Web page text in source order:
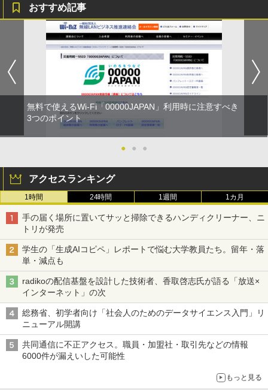
おすすめ記事
無料で使えるWi-Fi「00000JAPAN」利用時に注意すべき
3つのポイント
● ● ●
アクセスランキング
1時間 24時間 1週間 1カ月
手の届く場所に置いてサッと掃除できるハンディクリーナー、ニ
トリが発売
学生の「生成AIコピペ」レポートで悩む大学教員たち。留年・落
単・減点も
radikoの配信基盤を設計した技術者、香取啓志氏が語る「放送×
インターネット」の次
総務省、初学者向け「社会人のためのデータサイエンス入門」リ
ニューアル開講
共同通信に不正アクセス。職員・加盟社・取引先などの情報
6000件が漏えいした可能性
もっと見る